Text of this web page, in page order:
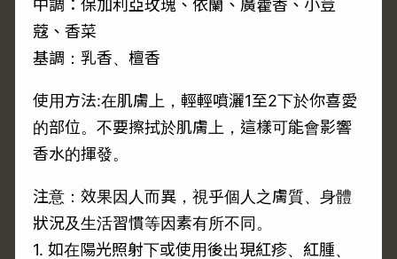
中調：保加利亞玫瑰、依蘭、廣藿香、小荳
蔻、香菜
基調：乳香、檀香
使用方法:在肌膚上，輕輕噴灑1至2下於你喜愛
的部位。不要擦拭於肌膚上，這樣可能會影響
香水的揮發。
注意：效果因人而異，視乎個人之膚質、身體
狀況及生活習慣等因素有所不同。
1. 如在陽光照射下或使用後出現紅疹、紅腫、